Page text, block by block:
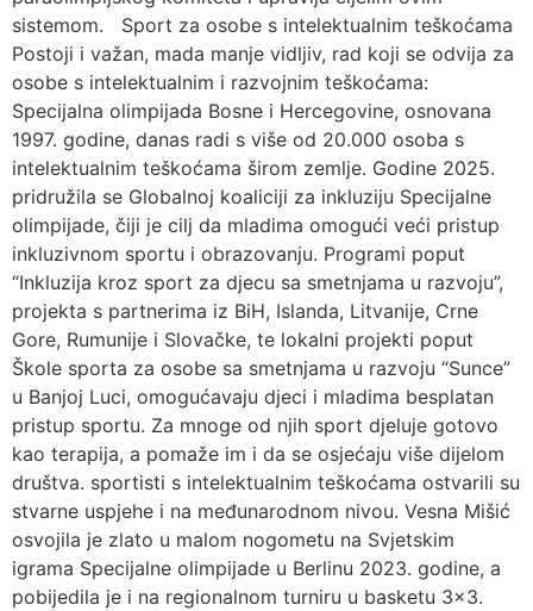
sistemom. Sport za osobe s intelektualnim teškoćama
Postoji i važan, mada manje vidljiv, rad koji se odvija za
osobe s intelektualnim i razvojnim teškoćama:
Specijalna olimpijada Bosne i Hercegovine, osnovana
1997. godine, danas radi s više od 20.000 osoba s
intelektualnim teškoćama širom zemlje. Godine 2025.
pridružila se Globalnoj koaliciji za inkluziju Specijalne
olimpijade, čiji je cilj da mladima omogući veći pristup
inkluzivnom sportu i obrazovanju. Programi poput
“Inkluzija kroz sport za djecu sa smetnjama u razvoju”,
projekta s partnerima iz BiH, Islanda, Litvanije, Crne
Gore, Rumunije i Slovačke, te lokalni projekti poput
Škole sporta za osobe sa smetnjama u razvoju “Sunce”
u Banjoj Luci, omogućavaju djeci i mladima besplatan
pristup sportu. Za mnoge od njih sport djeluje gotovo
kao terapija, a pomaže im i da se osjećaju više dijelom
društva. sportisti s intelektualnim teškoćama ostvarili su
stvarne uspjehe i na međunarodnom nivou. Vesna Mišić
osvojila je zlato u malom nogometu na Svjetskim
igrama Specijalne olimpijade u Berlinu 2023. godine, a
pobijedila je i na regionalnom turniru u basketu 3×3.